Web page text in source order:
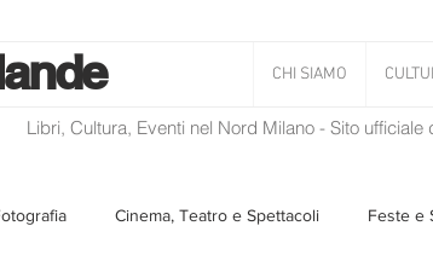
CHI SIAMO
Libri, Cultura, Eventi nel Nord Milano - Sito
Cinema, Teatro e Spettacoli Feste e